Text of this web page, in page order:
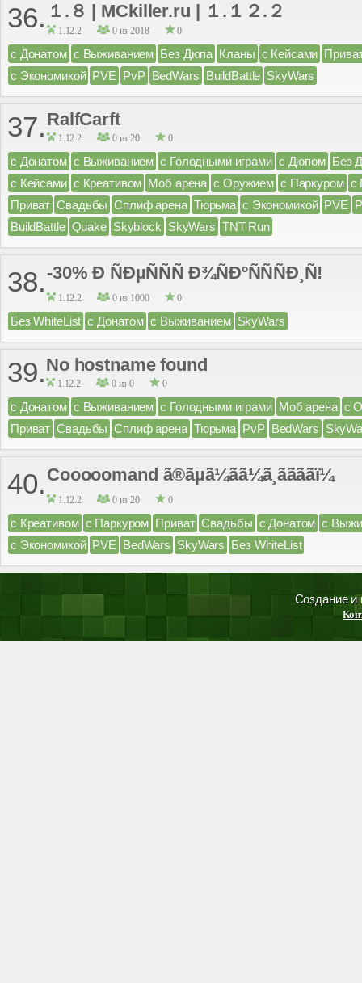
36. １.８ | MCkiller.ru | １.１２.２
1.12.2 0 из 2018 0
с Донатом с Выживанием Без Дюпа Кланы с Кейсами
с Экономикой PVE PvP BedWars BuildBattle SkyWars
37. RalfCarft
1.12.2 0 из 20 0
с Донатом с Выживанием с Голодными играми с Дюпом Без
с Кейсами с Креативом Моб арена с Оружием с Паркуром с
Приват Свадьбы Сплиф арена Тюрьма с Экономикой PVE
BuildBattle Quake Skyblock SkyWars TNT Run
38. -30% Ð ÑÐµÑÑÑ Ð¾ÑÐºÑÑÑÐ¸Ñ!
1.12.2 0 из 1000 0
Без WhiteList с Донатом с Выживанием SkyWars
39.No hostname found
1.12.2 0 из 0 0
с Донатом с Выживанием с Голодными играми Моб арена с
Приват Свадьбы Сплиф арена Тюрьма PvP BedWars
40. Cooooomand ã®ãµã¼ãã¼ã¸ããããï¼
1.12.2 0 из 20 0
с Креативом с Паркуром Приват Свадьбы с Донатом с
с Экономикой PVE BedWars SkyWars Без WhiteList
Создание и